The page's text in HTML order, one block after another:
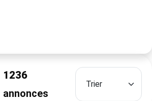
1236
annonces